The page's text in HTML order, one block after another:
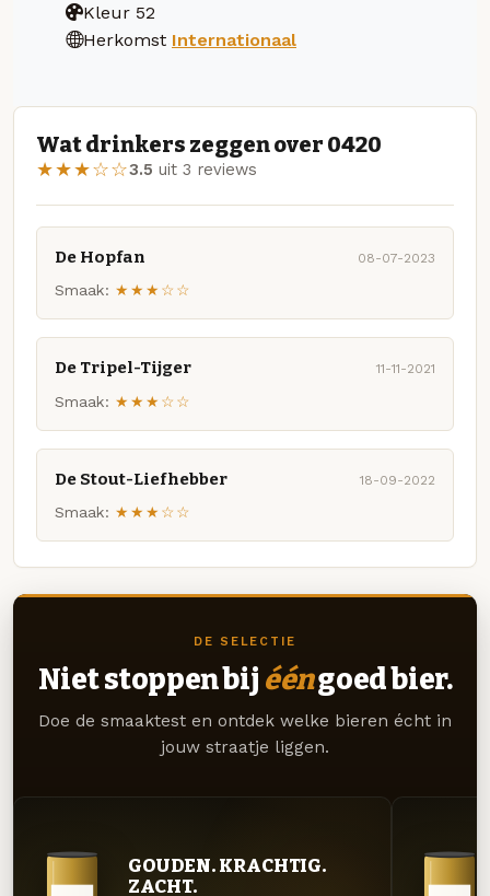
Kleur 52
Herkomst Internationaal
Wat drinkers zeggen over 0420
★★★☆☆3.5 uit 3 reviews
De Hopfan 08-07-2023
Smaak: ★★★☆☆
De Tripel-Tijger 11-11-2021
Smaak: ★★★☆☆
De Stout-Liefhebber 18-09-2022
Smaak: ★★★☆☆
DE SELECTIE
Niet stoppen bij ééngoed bier.
Doe de smaaktest en ontdek welke bieren écht in
jouw straatje liggen.
GOUDEN. KRACHTIG.
ZACHT.